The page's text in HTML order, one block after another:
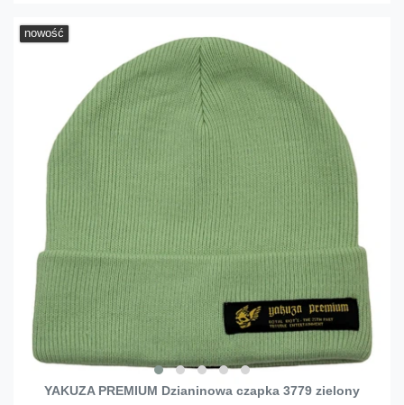
nowość
YAKUZA PREMIUM Dzianinowa czapka 3779 zielony